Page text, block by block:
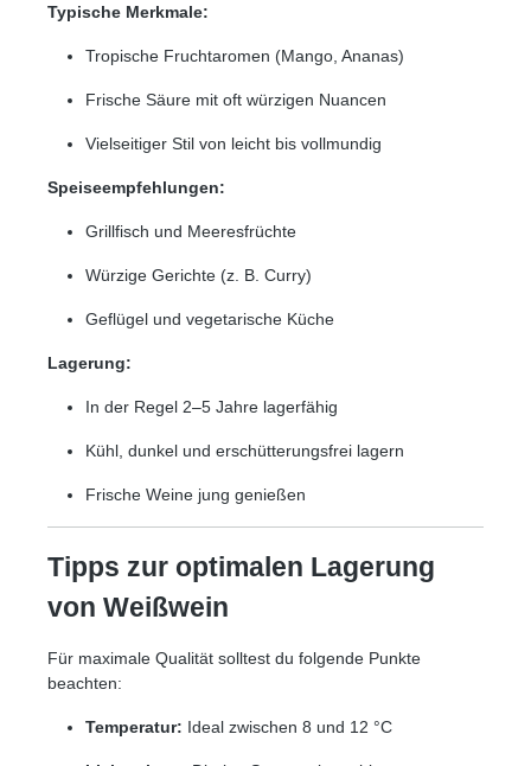
Typische Merkmale:
Tropische Fruchtaromen (Mango, Ananas)
Frische Säure mit oft würzigen Nuancen
Vielseitiger Stil von leicht bis vollmundig
Speiseempfehlungen:
Grillfisch und Meeresfrüchte
Würzige Gerichte (z. B. Curry)
Geflügel und vegetarische Küche
Lagerung:
In der Regel 2–5 Jahre lagerfähig
Kühl, dunkel und erschütterungsfrei lagern
Frische Weine jung genießen
Tipps zur optimalen Lagerung
von Weißwein
Für maximale Qualität solltest du folgende Punkte
beachten:
Temperatur: Ideal zwischen 8 und 12 °C